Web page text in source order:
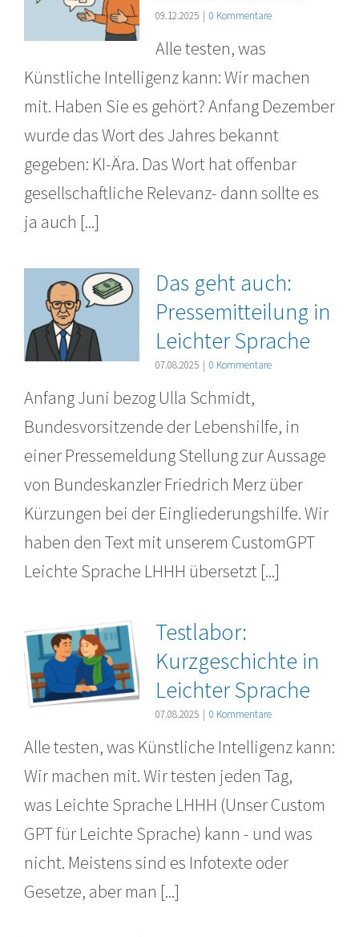
09.12.2025 | 0 Kommentare
Alle testen, was
Künstliche Intelligenz kann: Wir machen
mit. Haben Sie es gehört? Anfang Dezember
wurde das Wort des Jahres bekannt
gegeben: KI-Ära. Das Wort hat offenbar
gesellschaftliche Relevanz- dann sollte es
ja auch [...]
Das geht auch:
Pressemitteilung in
Leichter Sprache
07.08.2025 | 0 Kommentare
Anfang Juni bezog Ulla Schmidt,
Bundesvorsitzende der Lebenshilfe, in
einer Pressemeldung Stellung zur Aussage
von Bundeskanzler Friedrich Merz über
Kürzungen bei der Eingliederungshilfe. Wir
haben den Text mit unserem CustomGPT
Leichte Sprache LHHH übersetzt [...]
Testlabor:
Kurzgeschichte in
Leichter Sprache
07.08.2025 | 0 Kommentare
Alle testen, was Künstliche Intelligenz kann:
Wir machen mit. Wir testen jeden Tag,
was Leichte Sprache LHHH (Unser Custom
GPT für Leichte Sprache) kann - und was
nicht. Meistens sind es Infotexte oder
Gesetze, aber man [...]